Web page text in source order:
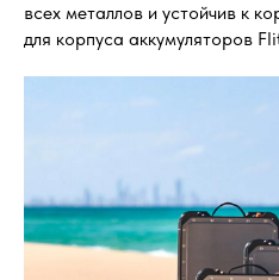
всех металлов и устойчив к
для корпуса аккумуляторов